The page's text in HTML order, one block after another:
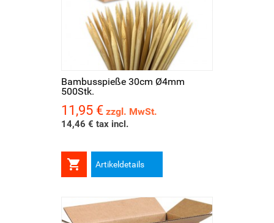
Bambusspieße 30cm Ø4mm
500Stk.
Preis
11,95 € zzgl. MwSt.
14,46 € tax incl.
 Artikeldetails